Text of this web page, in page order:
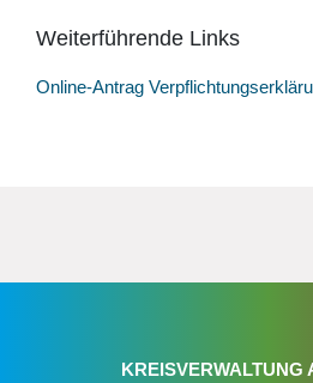
Weiterführende Links
Online-Antrag
KREISVERWALTUNG